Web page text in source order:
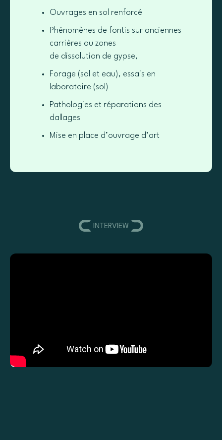
Ouvrages en sol renforcé
Phénomènes de fontis sur anciennes
carrières ou zones
de dissolution de gypse,
Forage (sol et eau), essais en
laboratoire (sol)
Pathologies et réparations des
dallages
Mise en place d’ouvrage d’art
INTERVIEW